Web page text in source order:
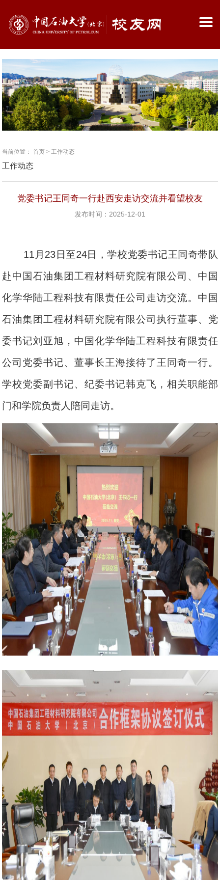
当前位置：首页 >工作动态
工作动态
党委书记王同奇一行赴西安走访交流并看望校友
发布时间：2025-12-01
11月23日至24日，学校党委书记王同奇带队
赴中国石油集团工程材料研究院有限公司、中国
化学华陆工程科技有限责任公司走访交流。中国
石油集团工程材料研究院有限公司执行董事、党
委书记刘亚旭，中国化学华陆工程科技有限责任
公司党委书记、董事长王海接待了王同奇一行。
学校党委副书记、纪委书记韩克飞，相关职能部
门和学院负责人陪同走访。